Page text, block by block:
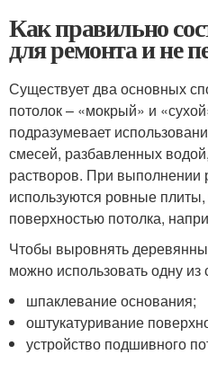
Как правильно
для ремонта и не
Существует два основных
потолок – «мокрый» и
подразумевает
смесей, разбавленных
растворов. При выполнении
используются ровные
поверхностью потолка,
Чтобы выровнять
можно использовать одну
шпаклевание основания;
оштукатуривание
устройство подшивного